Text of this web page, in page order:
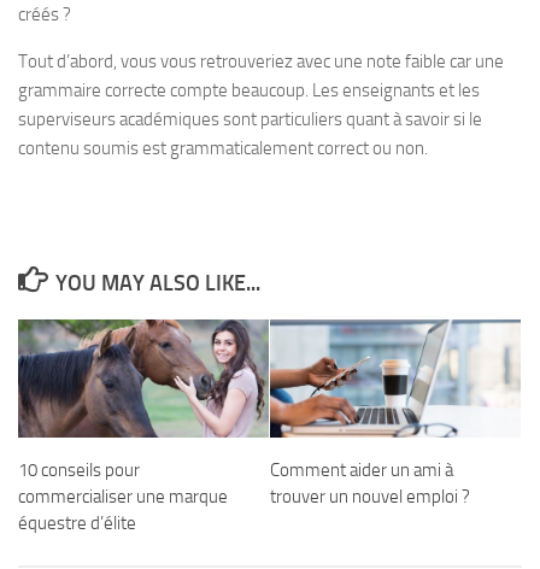
créés ?
Tout d’abord, vous vous retrouveriez avec une note faible car une
grammaire correcte compte beaucoup. Les enseignants et les
superviseurs académiques sont particuliers quant à savoir si le
contenu soumis est grammaticalement correct ou non.
YOU MAY ALSO LIKE...
10 conseils pour
commercialiser une marque
équestre d’élite
Comment aider un ami à
trouver un nouvel emploi ?